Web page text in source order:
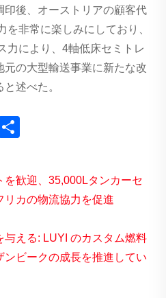
後、オーストリアの顧客代
非常に楽しみにしており、
力により、4軸低床セミトレ
の大型輸送事業に新たな改
述べた。
LinkedIn
を歓迎、35,000Lタンカーセ
リカの物流協力を促進
与える: LUYI のカスタム燃料
ンビークの成長を推進してい